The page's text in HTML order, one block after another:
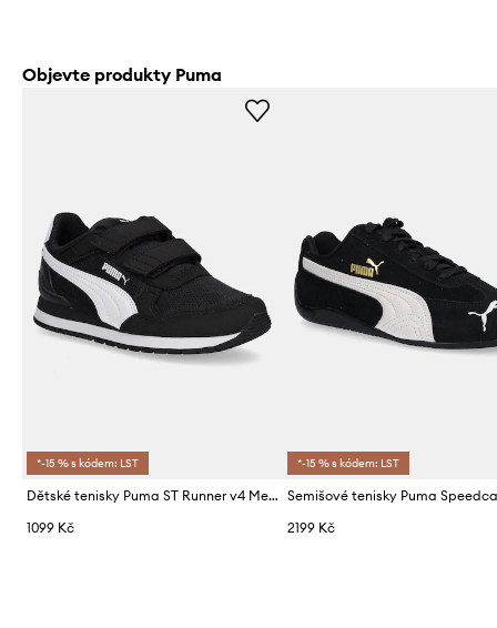
Objevte produkty Puma
*-15 % s kódem: LST
Dětské tenisky Puma ST Runner v4 Mesh V PS
1099 Kč
*-15 % s kódem: LST
2199 Kč